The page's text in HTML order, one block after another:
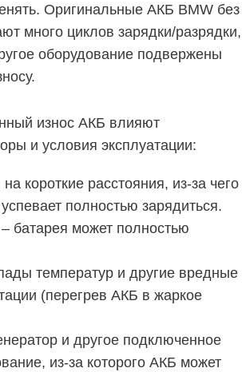
Оригинальные АКБ BMW без
много циклов зарядки/разрядки,
оборудование подвержены
износ АКБ влияют
и условия эксплуатации:
короткие расстояния, из-за чего
полностью зарядиться.
батарея может полностью
температур и другие вредные
(перегрев АКБ в жаркое
и другое подключенное
из-за которого АКБ может